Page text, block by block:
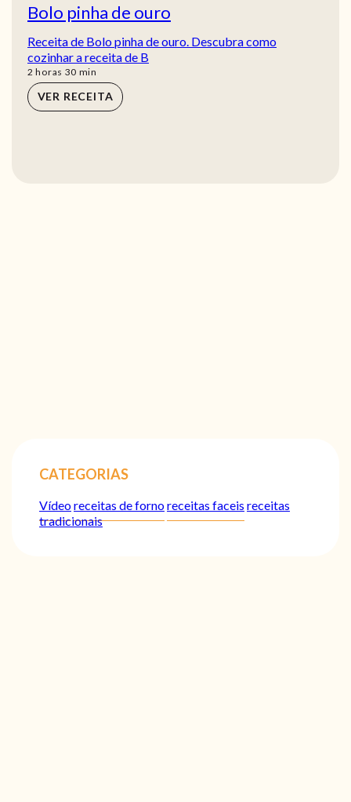
Bolo pinha de ouro
Receita de Bolo pinha de ouro. Descubra como
cozinhar a receita de B
2 horas
horas 30 min
min
VER RECEITA
CATEGORIAS
Vídeoreceitas de fornoreceitas faceis receitas
tradicionais